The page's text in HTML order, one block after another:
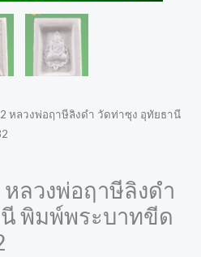
หลวงพ่อฤาษีลิงดำ วัดท่าซุง อุทัยธานี
ลวงพ่อฤาษีลิงดำ
พิมพ์พระบาทขีด